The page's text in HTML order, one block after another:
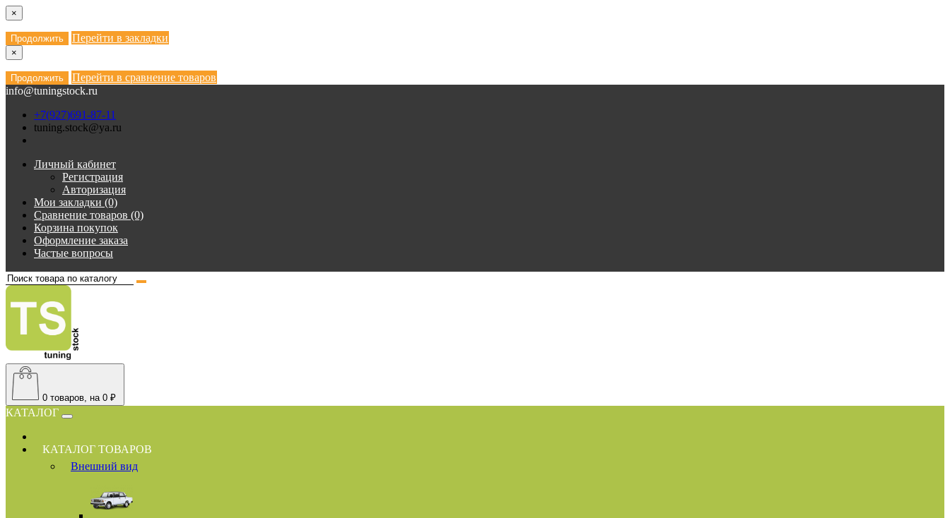
×
Продолжить Перейти в закладки
×
Продолжить
Перейти в сравнение товаров
info@tuningstock.ru
+7(927)691-87-11
tuning.stock@ya.ru
Личный кабинет
Регистрация
Авторизация
Мои закладки (0)
Сравнение товаров (0)
Корзина покупок
Оформление заказа
Частые вопросы
0 товаров, на 0 ₽
КАТАЛОГ
КАТАЛОГ ТОВАРОВ
Внешний вид